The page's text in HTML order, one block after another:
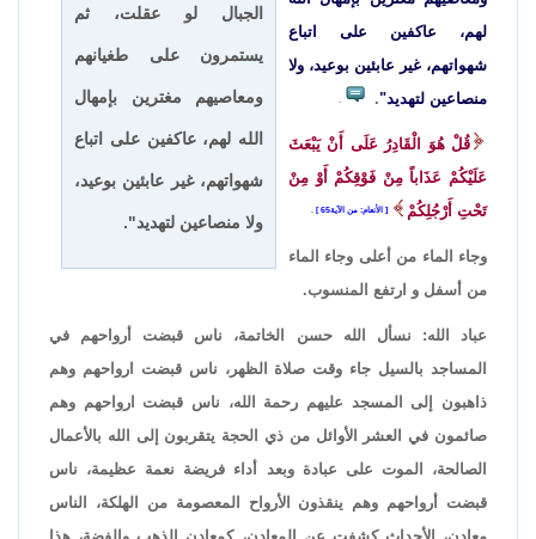
الجبال لو عقلت، ثم
يستمرون على طغيانهم
ومعاصيهم مغترين بإمهال
الله لهم، عاكفين على اتباع
شهواتهم، غير عابئين بوعيد،
ولا منصاعين لتهديد".
لهم، عاكفين على اتباع
شهواتهم، غير عابئين بوعيد، ولا
منصاعين لتهديد".
قُلْ هُوَ الْقَادِرُ عَلَى أَنْ يَبْعَثَ
عَلَيْكُمْ عَذَاباً مِنْ فَوْقِكُمْ أَوْ مِنْ
تَحْتِ أَرْجُلِكُمْ
الأنعام: من الآية65 .
وجاء الماء من أعلى وجاء الماء
من أسفل و ارتفع المنسوب.
عباد الله: نسأل الله حسن الخاتمة، ناس قبضت أرواحهم في
المساجد بالسيل جاء وقت صلاة الظهر، ناس قبضت ارواحهم وهم
ذاهبون إلى المسجد عليهم رحمة الله، ناس قبضت ارواحهم وهم
صائمون في العشر الأوائل من ذي الحجة يتقربون إلى الله بالأعمال
الصالحة، الموت على عبادة وبعد أداء فريضة نعمة عظيمة، ناس
قبضت أرواحهم وهم ينقذون الأرواح المعصومة من الهلكة، الناس